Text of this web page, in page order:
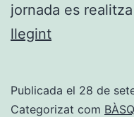
jornada es
llegintDénia
jornades
Publicada el 28 de
Categorizat com